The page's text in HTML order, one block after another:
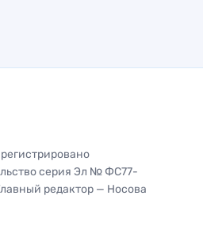
серия Эл № ФС77-
редактор — Носова